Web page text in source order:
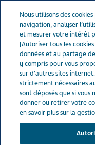
France Nos Produits
TEVA® 20 mg-12.5 mg (bte
LISINOPRIL
TEVA® 20
Nous utilisons des
navigation, analyser
et mesurer votre intérêt
[Autoriser tous les
données et au partage
y compris pour vous
sur d'autres sites
strictement nécessaires
sont déposés que si vous
donner ou retirer votre
en savoir plus sur la